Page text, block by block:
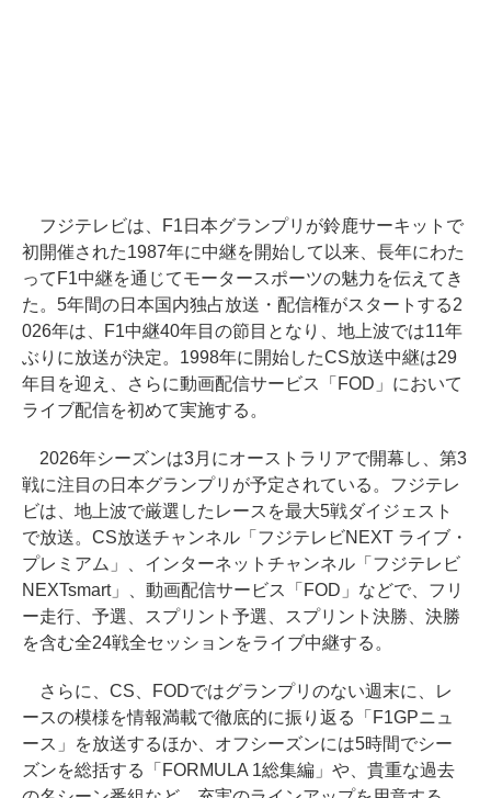
フジテレビは、F1日本グランプリが鈴鹿サーキットで
初開催された1987年に中継を開始して以来、長年にわた
ってF1中継を通じてモータースポーツの魅力を伝えてき
た。5年間の日本国内独占放送・配信権がスタートする2
026年は、F1中継40年目の節目となり、地上波では11年
ぶりに放送が決定。1998年に開始したCS放送中継は29
年目を迎え、さらに動画配信サービス「FOD」において
ライブ配信を初めて実施する。
2026年シーズンは3月にオーストラリアで開幕し、第3
戦に注目の日本グランプリが予定されている。フジテレ
ビは、地上波で厳選したレースを最大5戦ダイジェスト
で放送。CS放送チャンネル「フジテレビNEXT ライブ・
プレミアム」、インターネットチャンネル「フジテレビ
NEXTsmart」、動画配信サービス「FOD」などで、フリ
ー走行、予選、スプリント予選、スプリント決勝、決勝
を含む全24戦全セッションをライブ中継する。
さらに、CS、FODではグランプリのない週末に、レ
ースの模様を情報満載で徹底的に振り返る「F1GPニュ
ース」を放送するほか、オフシーズンには5時間でシー
ズンを総括する「FORMULA 1総集編」や、貴重な過去